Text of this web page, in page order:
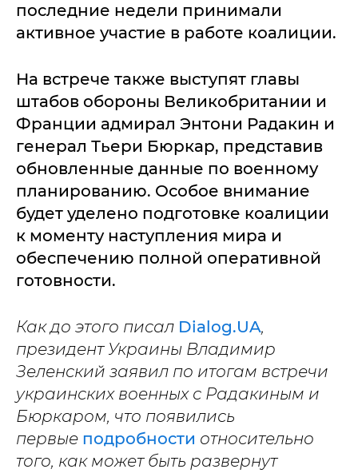
последние недели принимали
активное участие в работе коалиции.
На встрече также выступят главы
штабов обороны Великобритании и
Франции адмирал Энтони Радакин и
генерал Тьери Бюркар, представив
обновленные данные по военному
планированию. Особое внимание
будет уделено подготовке коалиции
к моменту наступления мира и
обеспечению полной оперативной
готовности.
Как до этого писал Dialog.UA,
президент Украины Владимир
Зеленский заявил по итогам встречи
украинских военных с Радакиным и
Бюркаром, что появились
первые подробности относительно
того, как может быть развернут